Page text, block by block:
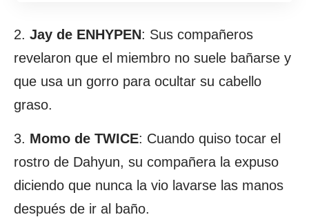
2. Jay de ENHYPEN: Sus compañeros
revelaron que el miembro no suele bañarse y
que usa un gorro para ocultar su cabello
graso.
3. Momo de TWICE: Cuando quiso tocar el
rostro de Dahyun, su compañera la expuso
diciendo que nunca la vio lavarse las manos
después de ir al baño.